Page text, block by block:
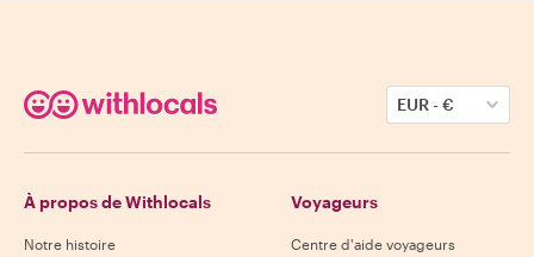
EUR-€
À propos de Withlocals
Notre histoire
Voyageurs
Centre d'aide voyageurs